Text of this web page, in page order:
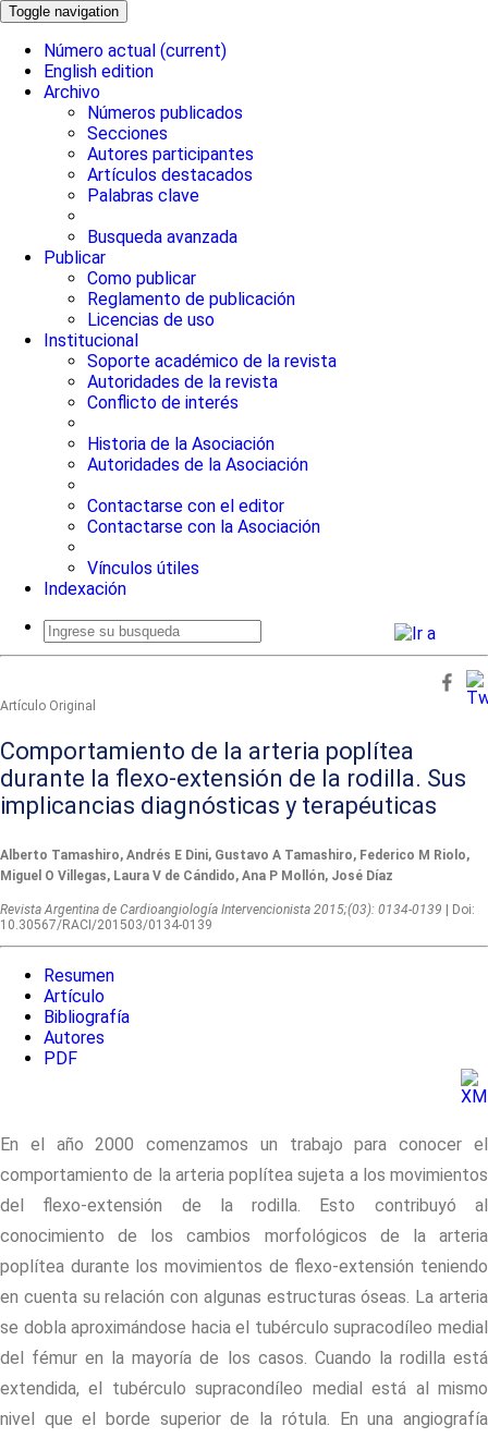
Toggle navigation
Número actual (current)
English edition
Archivo
Números publicados
Secciones
Autores participantes
Artículos destacados
Palabras clave
Busqueda avanzada
Publicar
Como publicar
Reglamento de publicación
Licencias de uso
Institucional
Soporte académico de la revista
Autoridades de la revista
Conflicto de interés
Historia de la Asociación
Autoridades de la Asociación
Contactarse con el editor
Contactarse con la Asociación
Vínculos útiles
Indexación
Artículo Original
Comportamiento de la arteria poplítea
durante la flexo-extensión de la rodilla. Sus
implicancias diagnósticas y terapéuticas
Alberto Tamashiro, Andrés E Dini, Gustavo A Tamashiro, Federico M Riolo,
Miguel O Villegas, Laura V de Cándido, Ana P Mollón, José Díaz
Revista Argentina de Cardioangiologí­a Intervencionista 2015;(03): 0134-0139 | Doi:
10.30567/RACI/201503/0134-0139
Resumen
Artículo
Bibliografía
Autores
PDF
En el año 2000 comenzamos un trabajo para conocer el
comportamiento de la arteria poplítea sujeta a los movimientos
del flexo-extensión de la rodilla. Esto contribuyó al
conocimiento de los cambios morfológicos de la arteria
poplítea durante los movimientos de flexo-extensión teniendo
en cuenta su relación con algunas estructuras óseas. La arteria
se dobla aproximándose hacia el tubérculo supracodíleo medial
del fémur en la mayoría de los casos. Cuando la rodilla está
extendida, el tubérculo supracondíleo medial está al mismo
nivel que el borde superior de la rótula. En una angiografía